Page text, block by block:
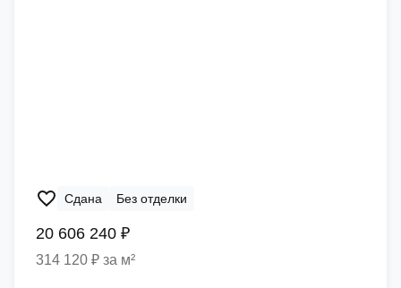
Сдана Без отделки
20 606 240 ₽
314 120 ₽ за м²